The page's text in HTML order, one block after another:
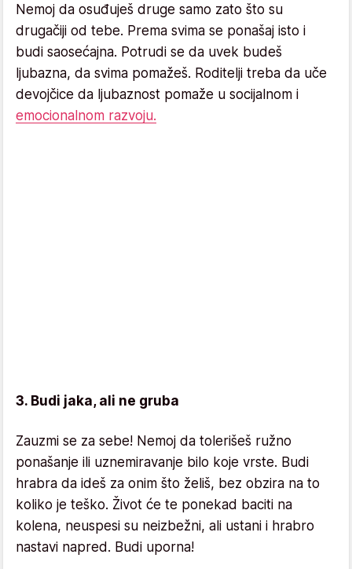
Nemoj da osuđuješ druge samo zato što su
drugačiji od tebe. Prema svima se ponašaj isto i
budi saosećajna. Potrudi se da uvek budeš
ljubazna, da svima pomažeš. Roditelji treba da uče
devojčice da ljubaznost pomaže u socijalnom i
emocionalnom razvoju.
3. Budi jaka, ali ne gruba
Zauzmi se za sebe! Nemoj da tolerišeš ružno
ponašanje ili uznemiravanje bilo koje vrste. Budi
hrabra da ideš za onim što želiš, bez obzira na to
koliko je teško. Život će te ponekad baciti na
kolena, neuspesi su neizbežni, ali ustani i hrabro
nastavi napred. Budi uporna!